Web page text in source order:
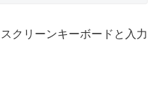
クリーンキーボードと入力